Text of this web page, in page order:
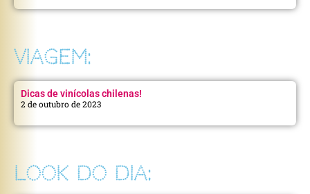
VIAGEM:
Dicas de vinícolas chilenas!
2 de outubro de 2023
LOOK DO DIA: